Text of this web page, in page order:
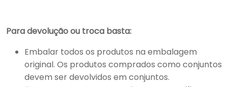
Para devolução ou troca basta:
Embalar todos os produtos na embalagem
original. Os produtos comprados como conjuntos
devem ser devolvidos em conjuntos.